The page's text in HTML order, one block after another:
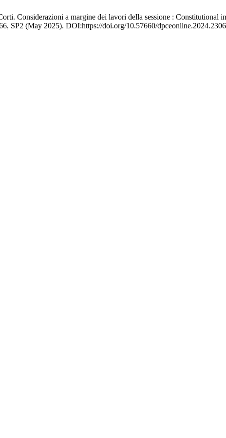
Considerazioni a margine dei lavori della sessione : Constitutional
SP2 (May 2025). DOI:https://doi.org/10.57660/